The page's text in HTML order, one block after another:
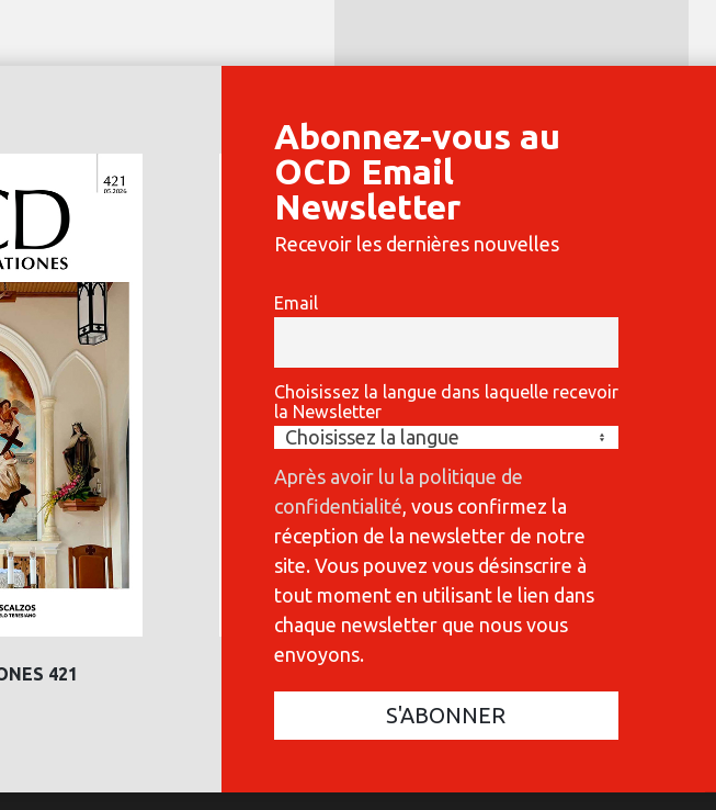
421
Abonnez-vous au
OCD Email
Newsletter
Recevoir les dernières nouvelles
Email
Choisissez la langue dans laquelle recevoir
la Newsletter
Après avoir lu la politique de
confidentialité, vous confirmez la
réception de la newsletter de notre
site. Vous pouvez vous désinscrire à
tout moment en utilisant le lien dans
chaque newsletter que nous vous
envoyons.